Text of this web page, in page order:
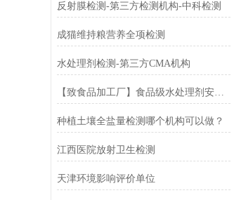
反射膜检测-第三方检测机构-中科检测
成猫维持粮营养全项检测
水处理剂检测-第三方CMA机构
【致食品加工厂】食品级水处理剂安全指标检测与合规指南
种植土壤全盐量检测哪个机构可以做？
江西医院放射卫生检测
天津环境影响评价单位